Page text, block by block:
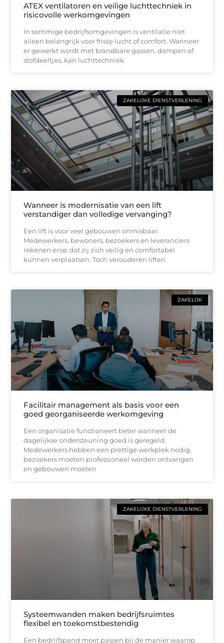
ATEX ventilatoren en veilige luchttechniek in
risicovolle werkomgevingen
In sommige bedrijfsomgevingen is ventilatie niet
alleen belangrijk voor frisse lucht of comfort. Wanneer
er gewerkt wordt met brandbare gassen, dampen of
stofdeeltjes, kan luchttechniek
ZAKELIJKE DIENSTVERLENING
Wanneer is modernisatie van een lift
verstandiger dan volledige vervanging?
Een lift is voor veel gebouwen onmisbaar.
Medewerkers, bewoners, bezoekers en leveranciers
rekenen erop dat zij zich veilig en comfortabel
kunnen verplaatsen. Toch verouderen liften
ZAKELIJK
Facilitair management als basis voor een
goed georganiseerde werkomgeving
Een organisatie functioneert beter wanneer de
dagelijkse ondersteuning goed is geregeld.
Medewerkers hebben een prettige werkplek nodig,
bezoekers moeten professioneel worden ontvangen
en gebouwen moeten
ZAKELIJKE DIENSTVERLENING
Systeemwanden maken bedrijfsruimtes
flexibel en toekomstbestendig
Een bedrijfspand moet passen bij de manier waarop